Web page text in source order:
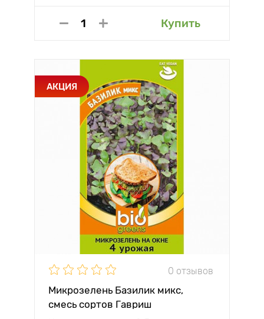
Купить
АКЦИЯ
0 отзывов
Микрозелень Базилик микс,
смесь сортов Гавриш